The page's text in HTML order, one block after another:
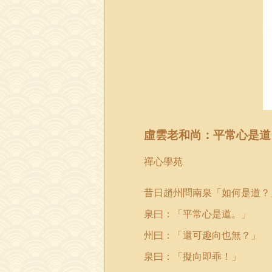
虛雲老和尚：平常心是道
禪心學苑
昔日趙州問南泉「如何是道
泉曰：「平常心是道。」
州曰：「還可趣向也無？」
泉曰：「擬向即乖！」